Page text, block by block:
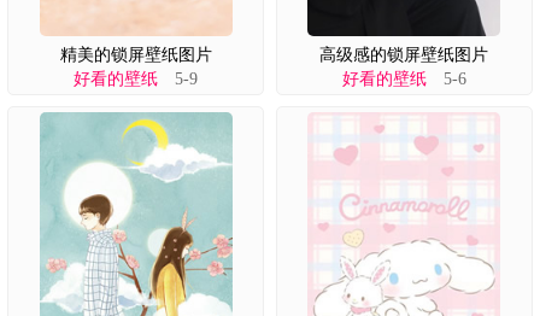
精美的锁屏壁纸图片
好看的壁纸 5-9
高级感的锁屏壁纸图片
好看的壁纸5-6